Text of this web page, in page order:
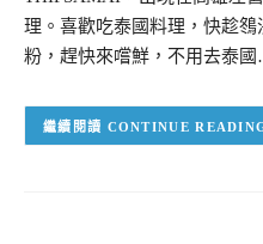
理。喜歡吃泰國料理，快趁
粉，趕快來嚐鮮，不用去泰
CONTINUE